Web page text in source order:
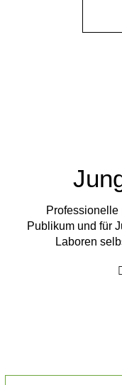
Publikum und für
Laboren